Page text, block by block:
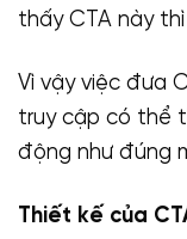
thấy CTA này
Vì vậy việc đưa
truy cập có thể
động như đúng
Thiết kế của